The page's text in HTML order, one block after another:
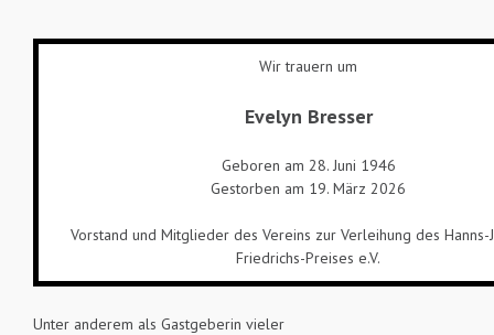
Wir trauern um
Evelyn Bresser
Geboren am 28. Juni 1946
Gestorben am 19. März 2026
Vorstand und Mitglieder des Vereins zur Verleihung des Hanns-
Friedrichs-Preises e.V.
Unter anderem als Gastgeberin vieler